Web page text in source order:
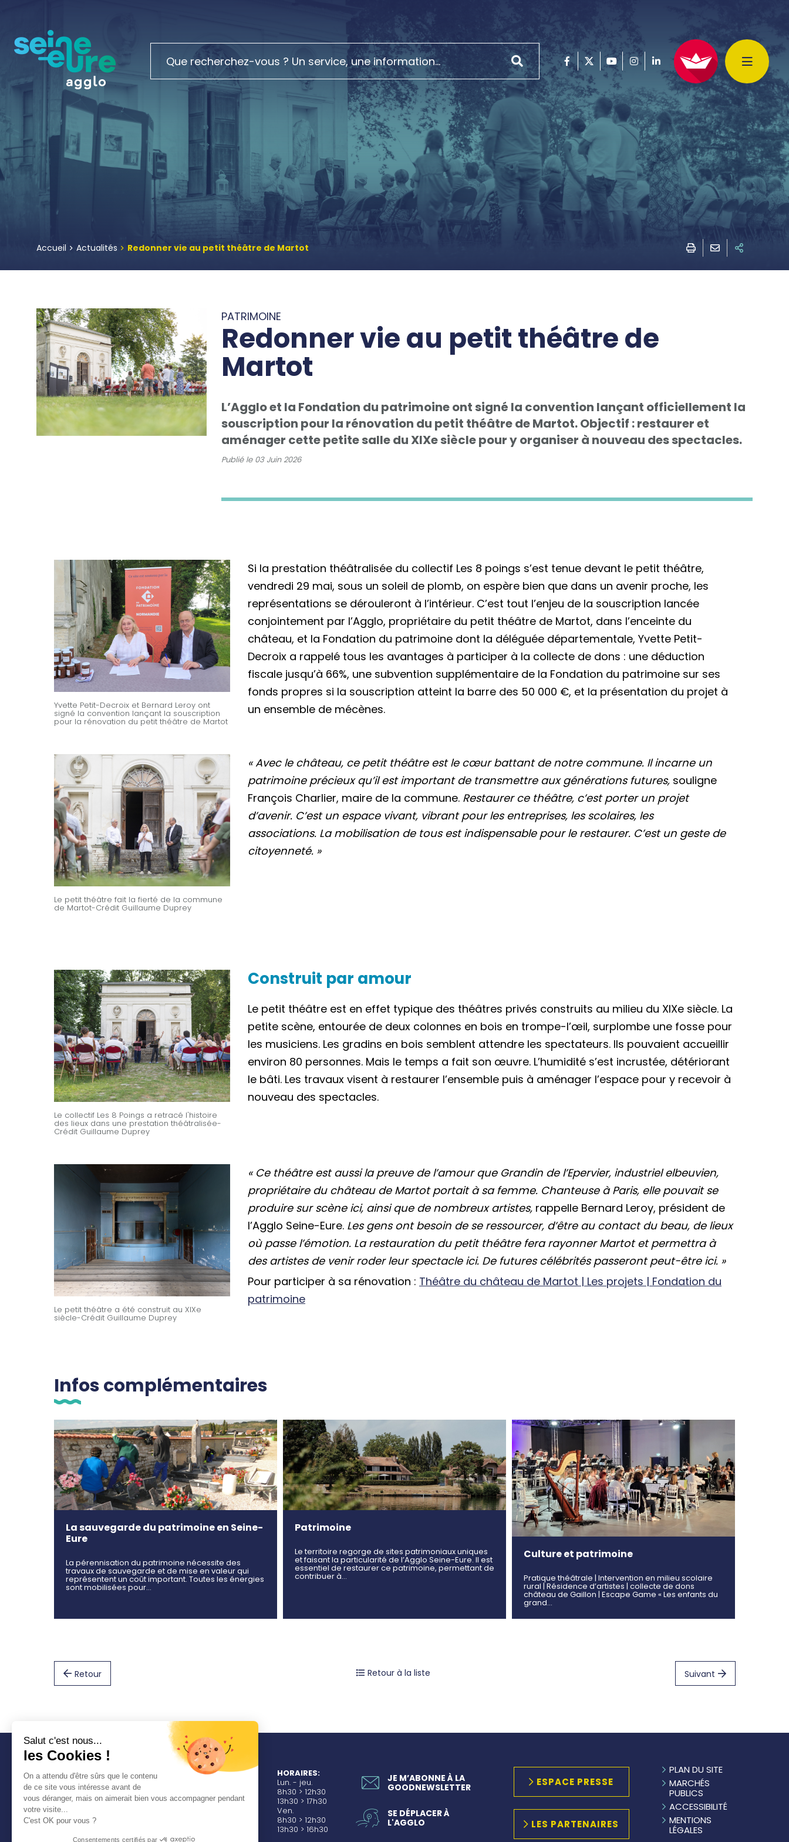
Salut c'est nous...
les Cookies !
On a attendu d'être sûrs que le contenu
de ce site vous intéresse avant de
vous déranger, mais on aimerait bien vous accompagner pendant
votre visite...
C'est OK pour vous ?
Consentements certifiés par
Accueil Actualités Redonner vie au petit théâtre de Martot
PATRIMOINE
Redonner vie au petit théâtre de
Martot
L’Agglo et la Fondation du patrimoine ont signé la convention lançant officiellement la
souscription pour la rénovation du petit théâtre de Martot. Objectif : restaurer et
aménager cette petite salle du XIXe siècle pour y organiser à nouveau des spectacles.
Publié le 03 Juin 2026
Yvette Petit-Decroix et Bernard Leroy ont
signé la convention lançant la souscription
pour la rénovation du petit théâtre de Martot
Si la prestation théâtralisée du collectif Les 8 poings s’est tenue devant le petit théâtre,
vendredi 29 mai, sous un soleil de plomb, on espère bien que dans un avenir proche, les
représentations se dérouleront à l’intérieur. C’est tout l’enjeu de la souscription lancée
conjointement par l’Agglo, propriétaire du petit théâtre de Martot, dans l’enceinte du
château, et la Fondation du patrimoine dont la déléguée départementale, Yvette Petit-
Decroix a rappelé tous les avantages à participer à la collecte de dons : une déduction
fiscale jusqu’à 66%, une subvention supplémentaire de la Fondation du patrimoine sur ses
fonds propres si la souscription atteint la barre des 50 000 €, et la présentation du projet à
un ensemble de mécènes.
Le petit théâtre fait la fierté de la commune
de Martot-Crédit Guillaume Duprey
« Avec le château, ce petit théâtre est le cœur battant de notre commune. Il incarne un
patrimoine précieux qu’il est important de transmettre aux générations futures, souligne
François Charlier, maire de la commune. Restaurer ce théâtre, c’est porter un projet
d’avenir. C’est un espace vivant, vibrant pour les entreprises, les scolaires, les
associations. La mobilisation de tous est indispensable pour le restaurer. C’est un geste de
citoyenneté. »
Le collectif Les 8 Poings a retracé l'histoire
des lieux dans une prestation théâtralisée-
Crédit Guillaume Duprey
Construit par amour
Le petit théâtre est en effet typique des théâtres privés construits au milieu du XIXe siècle. La
petite scène, entourée de deux colonnes en bois en trompe-l’œil, surplombe une fosse pour
les musiciens. Les gradins en bois semblent attendre les spectateurs. Ils pouvaient accueillir
environ 80 personnes. Mais le temps a fait son œuvre. L’humidité s’est incrustée, détériorant
le bâti. Les travaux visent à restaurer l’ensemble puis à aménager l’espace pour y recevoir à
nouveau des spectacles.
Le petit théâtre a été construit au XIXe
siècle-Crédit Guillaume Duprey
« Ce théâtre est aussi la preuve de l’amour que Grandin de l’Epervier, industriel elbeuvien,
propriétaire du château de Martot portait à sa femme. Chanteuse à Paris, elle pouvait se
produire sur scène ici, ainsi que de nombreux artistes, rappelle Bernard Leroy, président de
l’Agglo Seine-Eure. Les gens ont besoin de se ressourcer, d’être au contact du beau, de lieux
où passe l’émotion. La restauration du petit théâtre fera rayonner Martot et permettra à
des artistes de venir roder leur spectacle ici. De futures célébrités passeront peut-être ici. »
Pour participer à sa rénovation : Théâtre du château de Martot | Les projets | Fondation du
patrimoine
Infos complémentaires
La sauvegarde du patrimoine en Seine-
Eure
La pérennisation du patrimoine nécessite des
travaux de sauvegarde et de mise en valeur qui
représentent un coût important. Toutes les énergies
sont mobilisées pour…
Patrimoine
Le territoire regorge de sites patrimoniaux uniques
et faisant la particularité de l’Agglo Seine-Eure. Il est
essentiel de restaurer ce patrimoine, permettant de
contribuer à…
Culture et patrimoine
Pratique théâtrale | Intervention en milieu scolaire
rural | Résidence d’artistes | collecte de dons
château de Gaillon | Escape Game « Les enfants du
grand…
Retour Retour à la liste Suivant
COMMUNAUTÉ
SEINE-EURE
Tél. : 02 32 50 85 50
HORAIRES:
Lun. - jeu.
8h30 > 12h30
13h30 > 17h30
Ven.
8h30 > 12h30
13h30 > 16h30
JE M’ABONNE À LA
GOODNEWSLETTER
SE DÉPLACER À
L'AGGLO
ESPACE PRESSE
LES PARTENAIRES
PLAN DU SITE
MARCHÉS
PUBLICS
ACCESSIBILITÉ
MENTIONS
LÉGALES